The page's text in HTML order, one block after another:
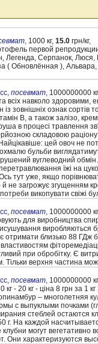
, 1000 кг, 15.0 грн/кг,
первой
Легенда, Серпанок,
( Обновлённая ),
посевмат, 1000000000
всіх навколо
зовнішніх ознак сортів
B, а також залізо,
в процесі травлення
складовою
цей овоч не
бульби
вуглеводний
їжі на
тут уже, якщо
не загрожує згущенням
викопувати свіжі
посевмат, 1000000000
для виробництва
виробляються
отримати близько 88 ГДж
при обробітку. Є
Тільки верхня частина
посевмат, 1000000000
кг - 20 кг - ціна 8 грн за 1
– многолетняя
с выпуклыми почками
стеблей остаются
г. На каждой
могут
Они характеризуются